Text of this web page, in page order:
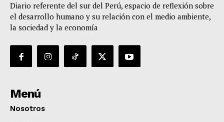
Diario referente del sur del Perú, espacio de reflexión sobre
el desarrollo humano y su relación con el medio ambiente,
la sociedad y la economía
Menú
Nosotros